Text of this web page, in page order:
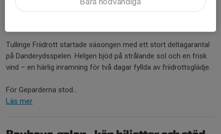
starkt på Danderydsspelen
Tullinge Friidrott startade säsongen med ett stort deltagarantal
på Danderydsspelen. Helgen bjöd på strålande sol och en frisk
vind – en härlig inramning för två dagar fyllda av friidrottsglädje.
För Geparderna stod...
Läs mer